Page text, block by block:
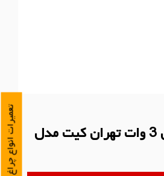
چراغ استخری 3 وات تهران کیت مدل تعمیرات انواع چراغ